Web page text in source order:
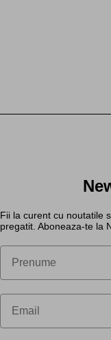
Fii la curent cu noutatile
pregatit. Aboneaza-te la